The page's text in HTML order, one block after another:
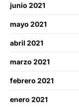
junio 2021
mayo 2021
abril 2021
marzo 2021
febrero 2021
enero 2021